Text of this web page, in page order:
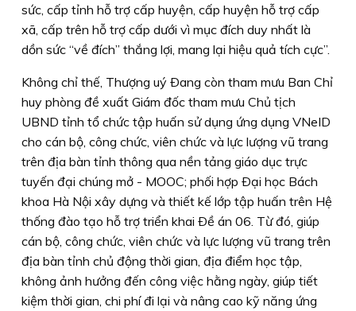
sức, cấp tỉnh hỗ trợ cấp huyện, cấp huyện hỗ trợ cấp
xã, cấp trên hỗ trợ cấp dưới vì mục đích duy nhất là
dồn sức “về đích” thắng lợi, mang lại hiệu quả tích cực”.
Không chỉ thế, Thượng uý Ðang còn tham mưu Ban Chỉ
huy phòng đề xuất Giám đốc tham mưu Chủ tịch
UBND tỉnh tổ chức tập huấn sử dụng ứng dụng VNeID
cho cán bộ, công chức, viên chức và lực lượng vũ trang
trên địa bàn tỉnh thông qua nền tảng giáo dục trực
tuyến đại chúng mở - MOOC; phối hợp Ðại học Bách
khoa Hà Nội xây dựng và thiết kế lớp tập huấn trên Hệ
thống đào tạo hỗ trợ triển khai Ðề án 06. Từ đó, giúp
cán bộ, công chức, viên chức và lực lượng vũ trang trên
địa bàn tỉnh chủ động thời gian, địa điểm học tập,
không ảnh hưởng đến công việc hằng ngày, giúp tiết
kiệm thời gian, chi phí đi lại và nâng cao kỹ năng ứng